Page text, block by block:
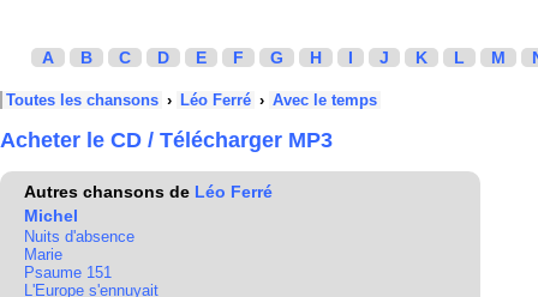
A B C D E F G H I J K L M
Toutes les chansons › Léo Ferré › Avec le temps
Acheter le CD / Télécharger MP3
Autres chansons de Léo Ferré
Michel
Nuits d'absence
Marie
Psaume 151
L'Europe s'ennuyait